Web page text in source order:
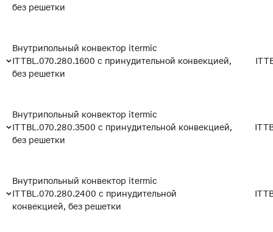
без решетки
Внутрипольный конвектор itermic
ITTBL.070.280.1600 с принудительной конвекцией,
без решетки
Внутрипольный конвектор itermic
ITTBL.070.280.3500 с принудительной конвекцией,
без решетки
Внутрипольный конвектор itermic
ITTBL.070.280.2400 с принудительной
конвекцией, без решетки